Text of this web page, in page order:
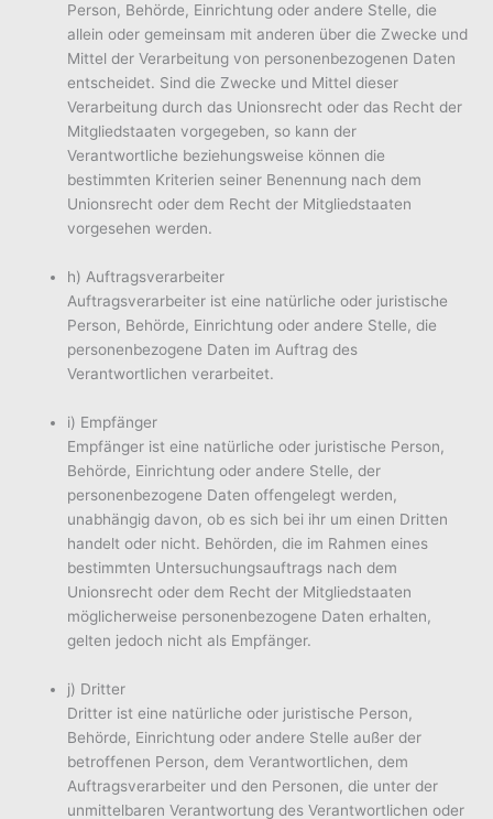
Person, Behörde, Einrichtung oder andere Stelle, die
allein oder gemeinsam mit anderen über die Zwecke und
Mittel der Verarbeitung von personenbezogenen Daten
entscheidet. Sind die Zwecke und Mittel dieser
Verarbeitung durch das Unionsrecht oder das Recht der
Mitgliedstaaten vorgegeben, so kann der
Verantwortliche beziehungsweise können die
bestimmten Kriterien seiner Benennung nach dem
Unionsrecht oder dem Recht der Mitgliedstaaten
vorgesehen werden.
h) Auftragsverarbeiter
Auftragsverarbeiter ist eine natürliche oder juristische
Person, Behörde, Einrichtung oder andere Stelle, die
personenbezogene Daten im Auftrag des
Verantwortlichen verarbeitet.
i) Empfänger
Empfänger ist eine natürliche oder juristische Person,
Behörde, Einrichtung oder andere Stelle, der
personenbezogene Daten offengelegt werden,
unabhängig davon, ob es sich bei ihr um einen Dritten
handelt oder nicht. Behörden, die im Rahmen eines
bestimmten Untersuchungsauftrags nach dem
Unionsrecht oder dem Recht der Mitgliedstaaten
möglicherweise personenbezogene Daten erhalten,
gelten jedoch nicht als Empfänger.
j) Dritter
Dritter ist eine natürliche oder juristische Person,
Behörde, Einrichtung oder andere Stelle außer der
betroffenen Person, dem Verantwortlichen, dem
Auftragsverarbeiter und den Personen, die unter der
unmittelbaren Verantwortung des Verantwortlichen oder